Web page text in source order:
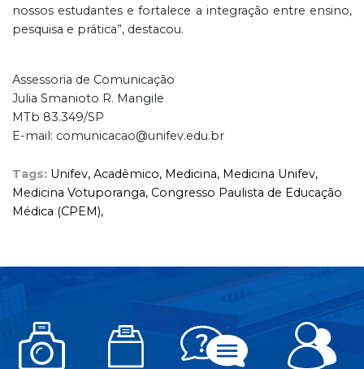
nossos estudantes e fortalece a integração entre ensino,
pesquisa e prática”, destacou.
Assessoria de Comunicação
Julia Smanioto R. Mangile
MTb 83.349/SP
E-mail: comunicacao@unifev.edu.br
Tags: Unifev, Acadêmico, Medicina, Medicina Unifev,
Medicina Votuporanga, Congresso Paulista de Educação
Médica (CPEM),